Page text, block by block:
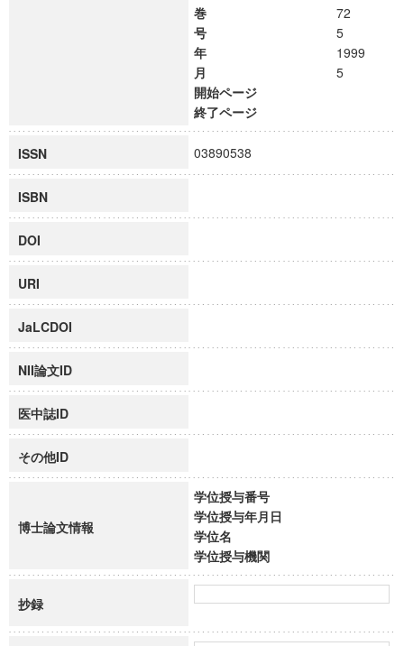
巻
72
号
5
年
1999
月
5
開始ページ
終了ページ
ISSN 03890538
ISBN
DOI
URI
JaLCDOI
NII論文ID
医中誌ID
その他ID
博士論文情報
学位授与番号
学位授与年月日
学位名
学位授与機関
抄録